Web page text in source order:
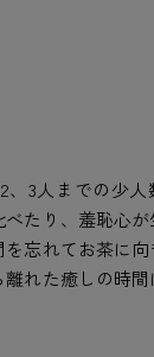
3人までの少人
たり、羞恥心
忘れてお茶に
れた癒しの時間